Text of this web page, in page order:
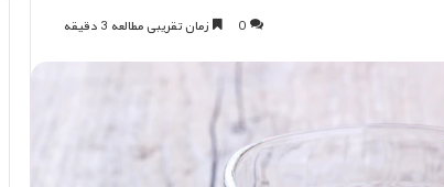
0 زمان تقریبی مطالعه 3 دقیقه